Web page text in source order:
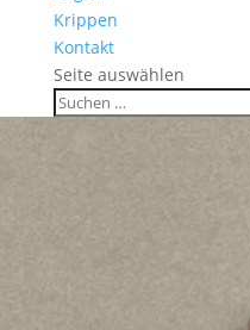
Krippen
Kontakt
Seite auswählen